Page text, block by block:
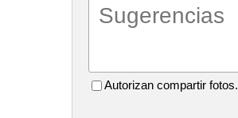
Autorizan compartir fotos.